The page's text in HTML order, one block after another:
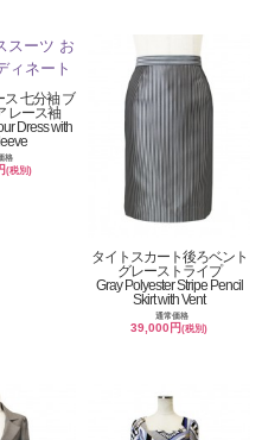
ス 七分袖 ブ
レース袖
Dress with
格
(税別)
タイトスカート後ろベント
グレーストライプ
Gray Polyester Stripe Pencil
Skirt with Vent
通常価格
39,000円(税別)